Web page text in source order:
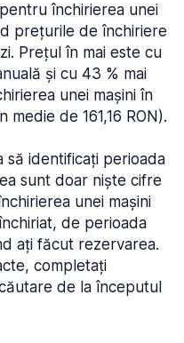
închirierea unei
prețurile de închiriere
Prețul în mai este cu
și cu 43 % mai
unei mașini în
de 161,16 RON).
să identificați perioada
sunt doar niște cifre
unei mașini
de perioada
ați făcut rezervarea.
completați
de la începutul